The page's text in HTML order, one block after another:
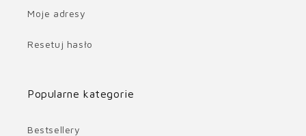
Moje adresy
Resetuj hasło
Popularne kategorie
Bestsellery